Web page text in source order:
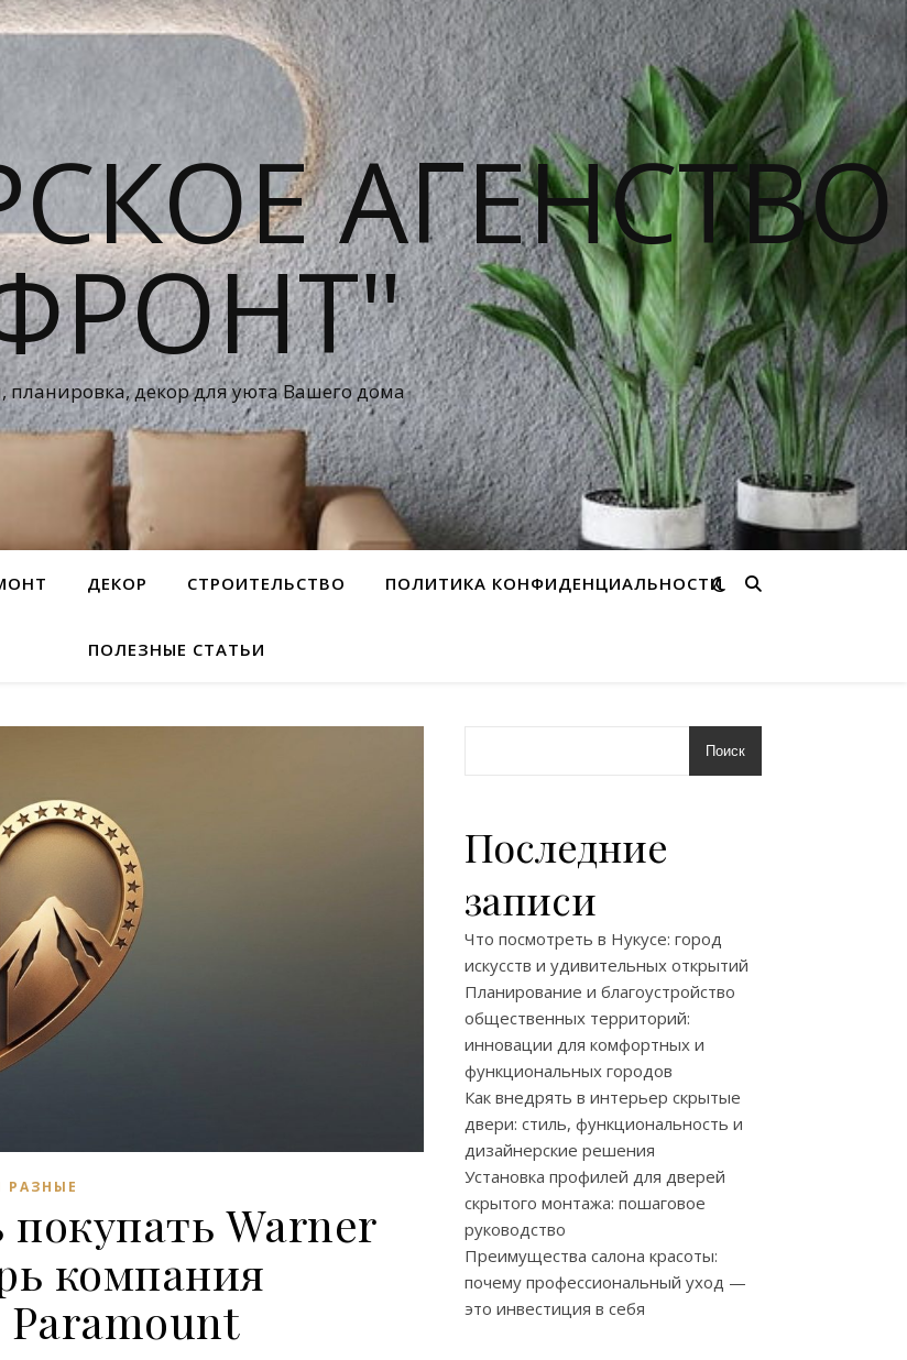
АГЕНСТВО
планировка, декор для уюта Вашего дома
ДЕКОР СТРОИТЕЛЬСТВО ПОЛИТИКА КОНФИДЕНЦИАЛЬНОСТИ
ПОЛЕЗНЫЕ СТАТЬИ
РАЗНЫЕ
Warner
компания
Paramount
Поиск
Последние
записи
Что посмотреть в Нукусе: город
искусств и удивительных открытий
Планирование и благоустройство
общественных территорий:
инновации для комфортных и
функциональных городов
Как внедрять в интерьер скрытые
двери: стиль, функциональность и
дизайнерские решения
Установка профилей для дверей
скрытого монтажа: пошаговое
руководство
Преимущества салона красоты:
почему профессиональный уход —
это инвестиция в себя